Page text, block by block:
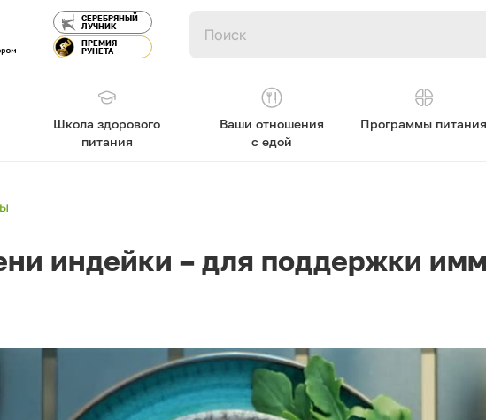
СЕРЕБРЯНЫЙ
ЛУЧНИК
ПРЕМИЯ
РУНЕТА
Школа здорового
питания
Ваши отношения
с едой
Программы питания
индейки – для поддержки